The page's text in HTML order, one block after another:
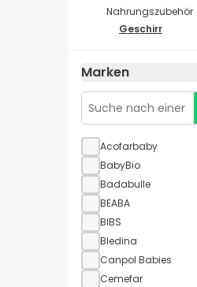
Nahrungszubehör
Geschirr
Marken
Acofarbaby
BabyBio
Badabulle
BEABA
BIBS
Bledina
Canpol Babies
Cemefar